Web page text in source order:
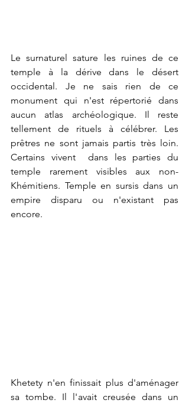
Le surnaturel sature les ruines de ce
temple à la dérive dans le désert
occidental. Je ne sais rien de ce
monument qui n'est répertorié dans
aucun atlas archéologique. Il reste
tellement de rituels à célébrer. Les
prêtres ne sont jamais partis très loin.
Certains vivent  dans les parties du
temple rarement visibles aux non-
Khémitiens. Temple en sursis dans un
empire disparu ou n'existant pas
encore.
Khetety n'en finissait plus d'aménager
sa tombe. Il l'avait creusée dans un